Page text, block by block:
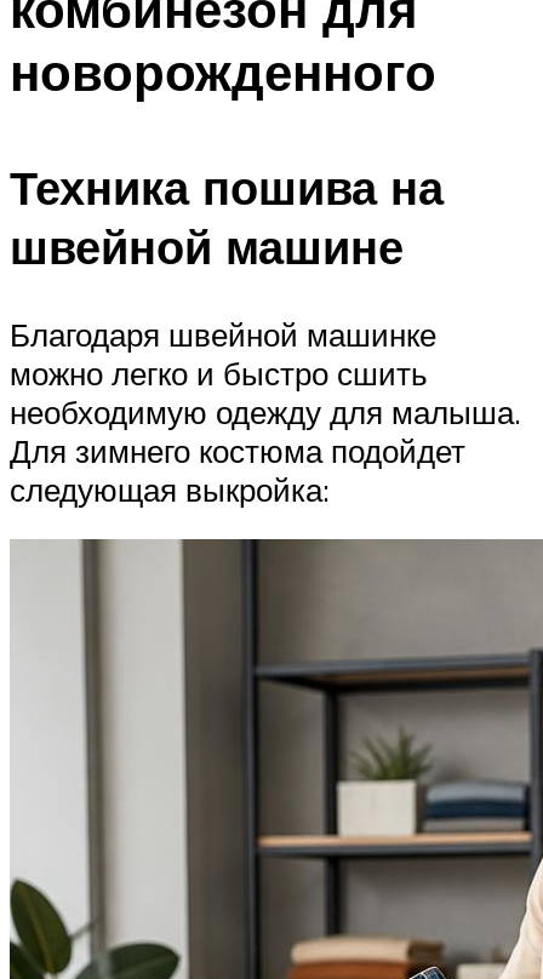
новорожденного
Техника пошива на
швейной машине
Благодаря швейной машинке
можно легко и быстро сшить
необходимую одежду для малыша.
Для зимнего костюма подойдет
следующая выкройка: